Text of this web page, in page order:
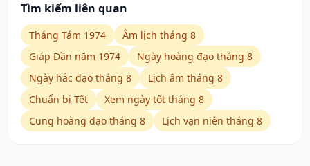
Tìm kiếm liên quan
Tháng Tám 1974
Âm lịch tháng 8
Giáp Dần năm 1974
Ngày hoàng đạo tháng 8
Ngày hắc đạo tháng 8
Lịch âm tháng 8
Chuẩn bị Tết
Xem ngày tốt tháng 8
Cung hoàng đạo tháng 8
Lịch vạn niên tháng 8